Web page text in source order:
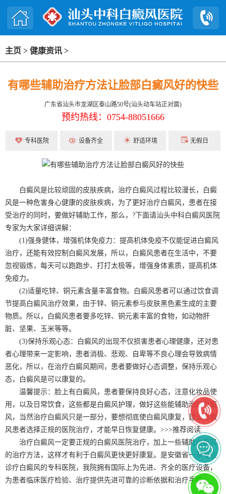
主页 > 健康资讯 >
有哪些辅助治疗方法让脸部白癜风好的快些
广东省汕头市龙湖区泰山路50号(汕头动车站正对面)
预约热线：0754-88051666
专科医院 设备齐全 舒适环境 无假日
白癜风是比较顽固的皮肤疾病，治疗白癜风过程比较漫长，白癜
风是一种危害身心健康的皮肤疾病，为了更好治疗白癜风，患者在接
受治疗的同时，要做好辅助工作，那么，?下面请汕头中科白癜风医院
专家为大家详细讲解：
(1)强身健体，增强机体免疫力：提高机体免疫不仅能促进白癜风
治疗，还能有效控制白癜风发展，所以，白癜风患者在生活中，不要
忽视锻炼，每天可以跑跑步、打打太极等，增强身体素质，提高机体
免疫力。
(2)适量吃锌、铜元素含量丰富食物。白癜风患者可以通过饮食调
节提高白癜风治疗效果，由于锌、铜元素参与皮肤黑色素生成的主要
物质。所以，白癜风患者要多吃锌、铜元素丰富的食物，如动物肝
脏、坚果、玉米等等。
(3)保持乐观心态：白癜风的出现不仅损害患者心理健康，还对患
者心理带来一定影响，患者消极、悲观、自卑等不良心理会导致病情
恶化，所以，在治疗白癜风期间，患者要做好心态调整，保持乐观心
态，白癜风是可以康复的。
温馨提示：脸上有白癜风，患者要保持良好心态，注意化妆品使
用，以及日常饮食，这些都是白癜风护理，做好这些能辅助治疗白癜
风，当然治疗白癜风只是一部分，要想彻底使白癜风康复，建议白癜
风患者选择正规的医院治疗，才能早日恢复健康。>>>推荐阅读:
治疗白癜风一定要正规的白癜风医院治疗，加上一些辅助白癜风
的治疗方法，这样才有利于白癜风更快更好康复。是安徽省一家专业
诊疗白癜风的专科医院，我院拥有国际上为先进、齐全的医疗设备，
为患者临床医疗检验、治疗提供先进可靠的诊断依据和治疗手段。